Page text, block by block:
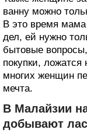
ванну можно
В это время
дел, ей нужно
бытовые вопросы,
покупки,
многих женщин
мечта.
В Малайзии
добывают